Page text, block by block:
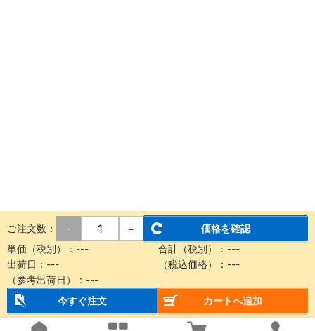
ご注文数： - +
価格を確認
単価（税別）： --- 合計（税別）： ---
出荷日： --- （税込価格）： ---
（参考出荷日）： ---
今すぐ注文
カートへ追加